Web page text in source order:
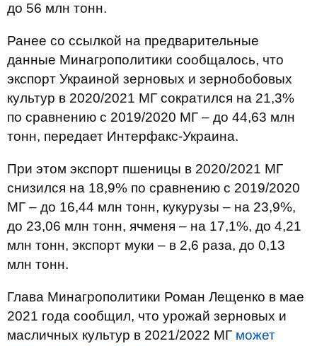
до 56 млн тонн.
Ранее со ссылкой на предварительные
данные Минагрополитики сообщалось, что
экспорт Украиной зерновых и зернобобовых
культур в 2020/2021 МГ сократился на 21,3%
по сравнению с 2019/2020 МГ – до 44,63 млн
тонн, передает Интерфакс-Украина.
При этом экспорт пшеницы в 2020/2021 МГ
снизился на 18,9% по сравнению с 2019/2020
МГ – до 16,44 млн тонн, кукурузы – на 23,9%,
до 23,06 млн тонн, ячменя – на 17,1%, до 4,21
млн тонн, экспорт муки – в 2,6 раза, до 0,13
млн тонн.
Глава Минагрополитики Роман Лещенко в мае
2021 года сообщил, что урожай зерновых и
масличных культур в 2021/2022 МГ может